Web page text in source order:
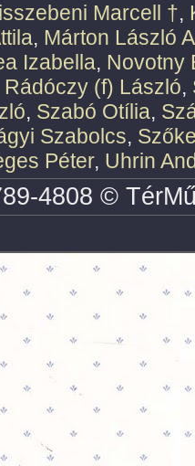
Marcell †,
, Márton László
Izabella, Novotny
Rádóczy (f) László,
, Szabó Otília,
Szabolcs,
Péter, Uhrin
4808 ©